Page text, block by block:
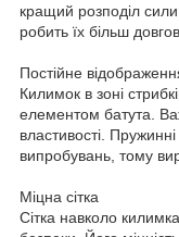
кращий розподіл
робить їх більш
Постійне
Килимок в зоні
елементом батута.
властивості.
випробувань, тому
Міцна сітка
Сітка навколо